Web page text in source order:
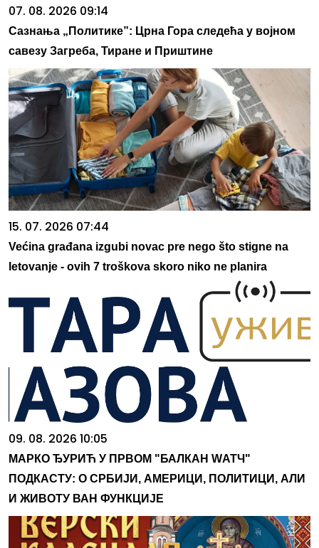
07. 08. 2026 09:14
Сазнања „Политике”: Црна Гора следећа у војном
савезу Загреба, Тиране и Приштине
15. 07. 2026 07:44
Većina građana izgubi novac pre nego što stigne na
letovanje - ovih 7 troškova skoro niko ne planira
09. 08. 2026 10:05
МАРКО ЂУРИЋ У ПРВОМ "БАЛКАН WАТЧ"
ПОДКАСТУ: О СРБИЈИ, АМЕРИЦИ, ПОЛИТИЦИ, АЛИ
И ЖИВОТУ ВАН ФУНКЦИЈЕ